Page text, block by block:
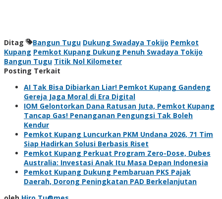
Ditag Bangun Tugu Dukung Swadaya Tokijo Pemkot
Kupang Pemkot Kupang Dukung Penuh Swadaya Tokijo
Bangun Tugu Titik Nol Kilometer
Posting Terkait
AI Tak Bisa Dibiarkan Liar! Pemkot Kupang Gandeng
Gereja Jaga Moral di Era Digital
IOM Gelontorkan Dana Ratusan Juta, Pemkot Kupang
Tancap Gas! Penanganan Pengungsi Tak Boleh
Kendur
Pemkot Kupang Luncurkan PKM Undana 2026, 71 Tim
Siap Hadirkan Solusi Berbasis Riset
Pemkot Kupang Perkuat Program Zero-Dose, Dubes
Australia: Investasi Anak Itu Masa Depan Indonesia
Pemkot Kupang Dukung Pembaruan PKS Pajak
Daerah, Dorong Peningkatan PAD Berkelanjutan